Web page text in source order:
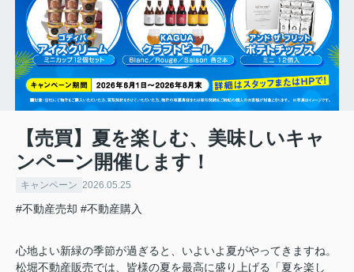
【売買】夏を楽しむ、美味しいキャ
ンペーン開催します！
キャンペーン 2026.05.25
#不動産売却 #不動産購入
心地よい新緑の季節が過ぎると、いよいよ夏がやってきますね。
松堀不動産販売では、皆様の夏を最高に盛り上げる「夏を楽し